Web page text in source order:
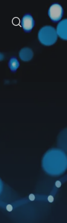
search